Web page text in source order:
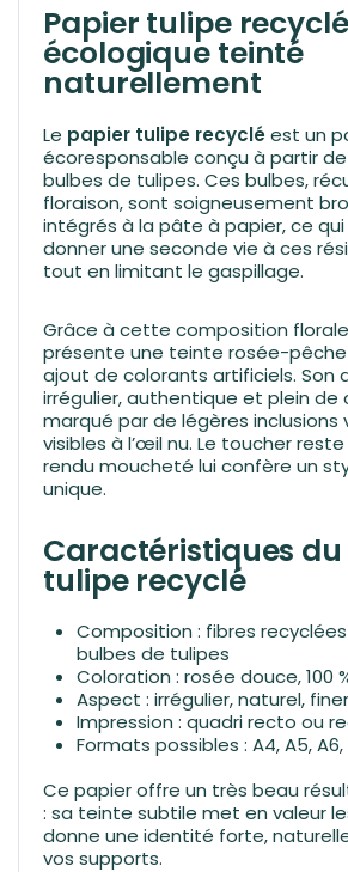
Papier tulipe
écologique teinté
naturellement
Le papier tulipe recycléest un
écoresponsable conçu à partir
bulbes de tulipes. Ces bulbes,
floraison, sont soigneusement
intégrés à la pâte à papier, ce
donner une seconde vie à ces
tout en limitant le gaspillage.
Grâce à cette composition
présente une teinte rosée-pêche
ajout de colorants artificiels. Son
irrégulier, authentique et plein de
marqué par de légères inclusions
visibles à l’œil nu. Le toucher
rendu moucheté lui confère un
unique.
Caractéristiques
tulipe recyclé
Composition : fibres
bulbes de tulipes
Coloration : rosée douce, 100
Aspect : irrégulier, naturel,
Impression : quadri recto ou
Formats possibles : A4, A5, A6,
Ce papier offre un très beau
: sa teinte subtile met en valeur
donne une identité forte,
vos supports.